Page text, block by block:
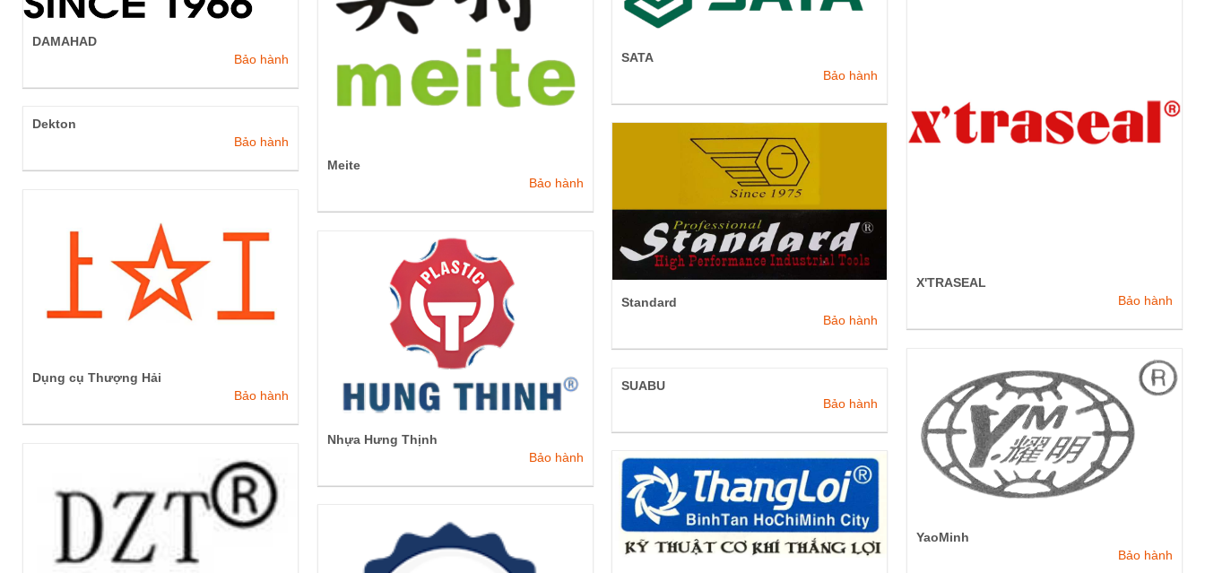
DAMAHAD
Bảo hành
Dekton
Bảo hành
Dụng cụ Thượng Hải
Bảo hành
Meite
Bảo hành
Nhựa Hưng Thịnh
Bảo hành
SATA
Bảo hành
Standard
Bảo hành
SUABU
Bảo hành
X'TRASEAL
Bảo hành
YaoMinh
Bảo hành